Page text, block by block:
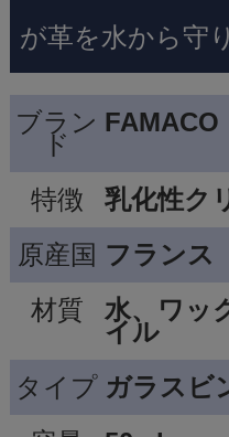
が革を水から守
ブラン
ド
FAMACO
特徴
乳化性ク
原産国 フランス
材質
水、ワッ
イル
タイプ ガラスビ